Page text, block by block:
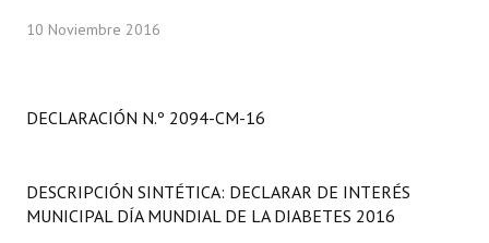
Concejales Mandato Cumplido
LEGISLACIÓN
10 Noviembre 2016
DECLARACIÓN N.º 2094-CM-16
DESCRIPCIÓN SINTÉTICA: DECLARAR DE INTERÉS
MUNICIPAL DÍA MUNDIAL DE LA DIABETES 2016